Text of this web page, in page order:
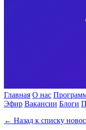
Главная О нас
Эфир Вакансии Блоги
← Назад к списку